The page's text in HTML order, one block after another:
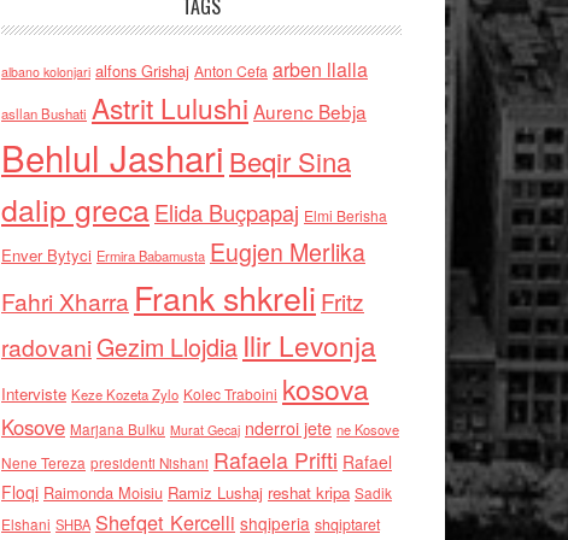
TAGS
albano kolonjari alfons Grishaj Anton Cefa arben llalla
asllan Bushati Astrit Lulushi Aurenc Bebja
Behlul Jashari Beqir Sina
dalip grecaElida Buçpapaj Elmi Berisha
Enver Bytyci Ermira Babamusta Eugjen Merlika
Fahri Xharra Frank shkreli Fritz
radovaniGezim Llojdia Ilir Levonja
Interviste Keze Kozeta Zylo Kolec Traboini kosova
Kosove Marjana Bulku Murat Gecaj nderroi jete ne Kosove
Nene Tereza presidenti Nishani Rafaela Prifti Rafael
Floqi Raimonda Moisiu Ramiz Lushaj reshat kripa Sadik
Elshani SHBA Shefqet Kercelli shqiperia shqiptaret